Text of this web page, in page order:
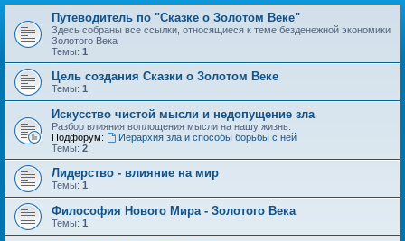
с
Путеводитель по "Сказке о Золотом Веке"
Здесь собраны все ссылки, относящиеся к теме безденежной экономики
Золотого Века
Темы: 1
Цель создания Сказки о Золотом Веке
Темы: 1
Искусство чистой мысли и недопущение зла
Разбор влияния воплощения мысли на нашу жизнь.
Подфорум:
Иерархия зла и способы борьбы с ней
Темы: 2
Лидерство - влияние на мир
Темы: 1
Философия Нового Мира - Золотого Века
Темы: 1